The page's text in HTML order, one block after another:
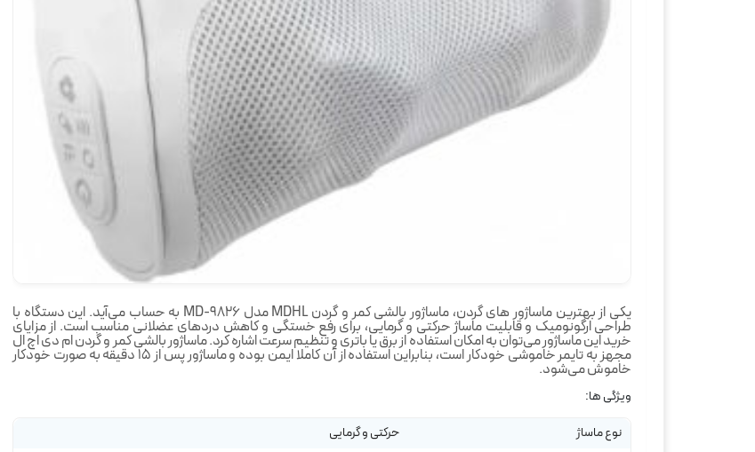
یکی از بهترین ماساژور های گردن، ماساژور بالشی کمر و گردن MDHL مدل MD-9826 به حساب می‌آید. این دستگاه با
طراحی ارگونومیک و قابلیت ماساژ حرکتی و گرمایی، برای رفع خستگی و کاهش دردهای عضلانی مناسب است. از مزایای
خرید این ماساژور می‌توان به امکان استفاده از برق یا باتری و تنظیم سرعت اشاره کرد. ماساژور بالشی کمر و گردن ام دی اچ ال
مجهز به تایمر خاموشی خودکار است، بنابراین استفاده از آن کاملا ایمن بوده و ماساژور پس از 15 دقیقه به صورت خودکار
خاموش می‌شود.
ویژگی ها:
نوع ماساژ
حرکتی و گرمایی